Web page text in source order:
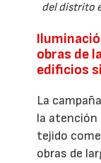
del distrito
obras de
edificios
La
la atención
tejido
obras de